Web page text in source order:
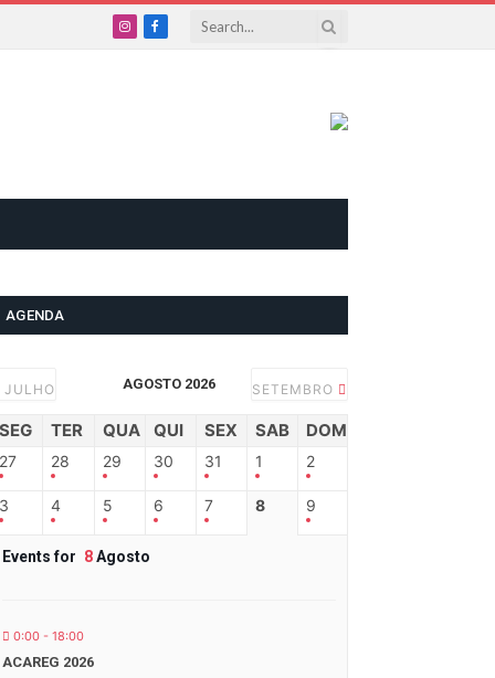
InstagramFacebook
AGENDA
JULHO AGOSTO 2026 SETEMBRO
SEG TER QUA QUI SEX SAB DOM
27 28 29 30 31 1 2
3 4 5 6 7 8 9
Events for 8Agosto
0:00 - 18:00
ACAREG 2026